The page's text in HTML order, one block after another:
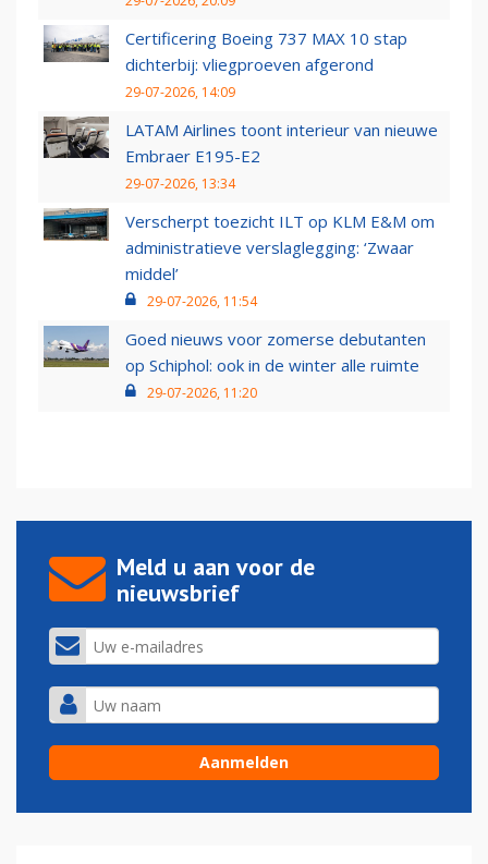
Certificering Boeing 737 MAX 10 stap
dichterbij: vliegproeven afgerond
29-07-2026, 14:09
LATAM Airlines toont interieur van nieuwe
Embraer E195-E2
29-07-2026, 13:34
Verscherpt toezicht ILT op KLM E&M om
administratieve verslaglegging: ‘Zwaar
middel’
29-07-2026, 11:54
Goed nieuws voor zomerse debutanten
op Schiphol: ook in de winter alle ruimte
29-07-2026, 11:20
Meld u aan voor de
nieuwsbrief